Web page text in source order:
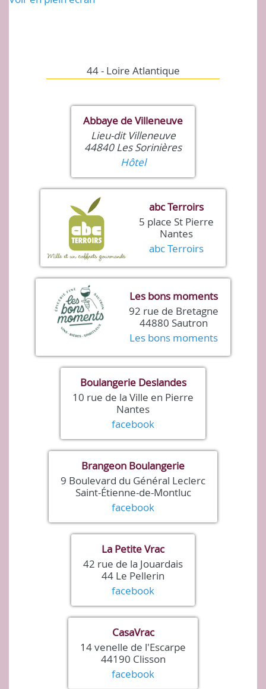
44 - Loire Atlantique
Abbaye de Villeneuve
Lieu-dit Villeneuve
44840 Les Sorinières
Hôtel
abc Terroirs
5 place St Pierre
Nantes
abc Terroirs
Les bons moments
92 rue de Bretagne
44880 Sautron
Les bons moments
Boulangerie Deslandes
10 rue de la Ville en Pierre
Nantes
facebook
Brangeon Boulangerie
9 Boulevard du Général Leclerc
Saint-Étienne-de-Montluc
facebook
La Petite Vrac
42 rue de la Jouardais
44 Le Pellerin
facebook
CasaVrac
14 venelle de l'Escarpe
44190 Clisson
facebook